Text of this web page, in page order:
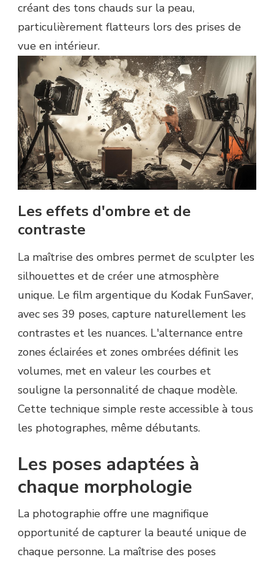
créant des tons chauds sur la peau,
particulièrement flatteurs lors des prises de
vue en intérieur.
Les effets d'ombre et de
contraste
La maîtrise des ombres permet de sculpter les
silhouettes et de créer une atmosphère
unique. Le film argentique du Kodak FunSaver,
avec ses 39 poses, capture naturellement les
contrastes et les nuances. L'alternance entre
zones éclairées et zones ombrées définit les
volumes, met en valeur les courbes et
souligne la personnalité de chaque modèle.
Cette technique simple reste accessible à tous
les photographes, même débutants.
Les poses adaptées à
chaque morphologie
La photographie offre une magnifique
opportunité de capturer la beauté unique de
chaque personne. La maîtrise des poses